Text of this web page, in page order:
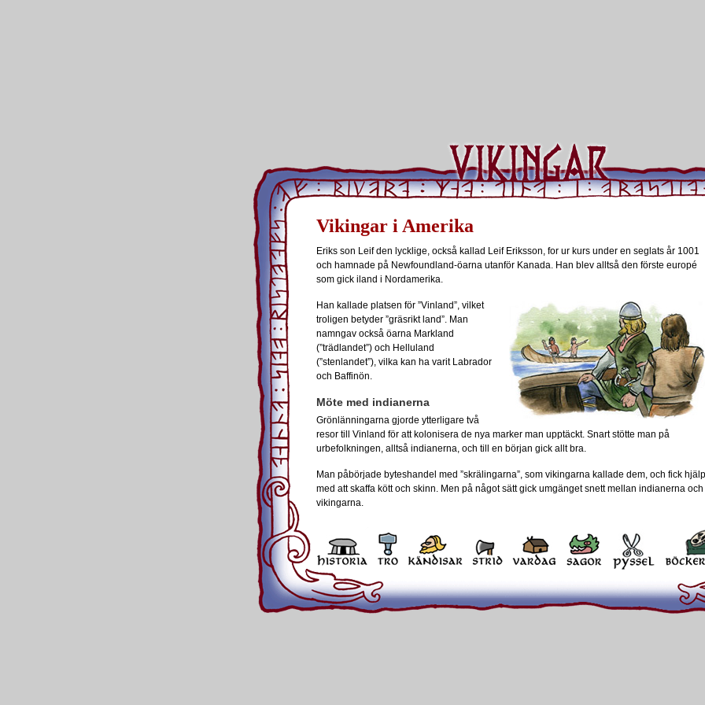
Vikingar i Amerika
Eriks son Leif den lycklige, också kallad Leif Eriksson, for ur kurs under en seglats år 1001
och hamnade på Newfoundland-öarna utanför Kanada. Han blev alltså den förste europé
som gick iland i Nordamerika.
Han kallade platsen för ”Vinland”, vilket
troligen betyder ”gräsrikt land”. Man
namngav också öarna Markland
(”trädlandet”) och Helluland
(”stenlandet”), vilka kan ha varit Labrador
och Baffinön.
Möte med indianerna
Grönlänningarna gjorde ytterligare två
resor till Vinland för att kolonisera de nya marker man upptäckt. Snart stötte man på
urbefolkningen, alltså indianerna, och till en början gick allt bra.
Man påbörjade byteshandel med ”skrälingarna”, som vikingarna kallade dem, och fick hjälp
med att skaffa kött och skinn. Men på något sätt gick umgänget snett mellan indianerna och
vikingarna.
utkanten av kolonin angreps flera hus.
Vid ett tillfälle försvarades hela bosättningen av en
ensam kvinnlig krigare. Hon lyckades skrämma
slag på indianerna genom att klä av sig bar på
överkroppen och komma viftande med ett svärd i